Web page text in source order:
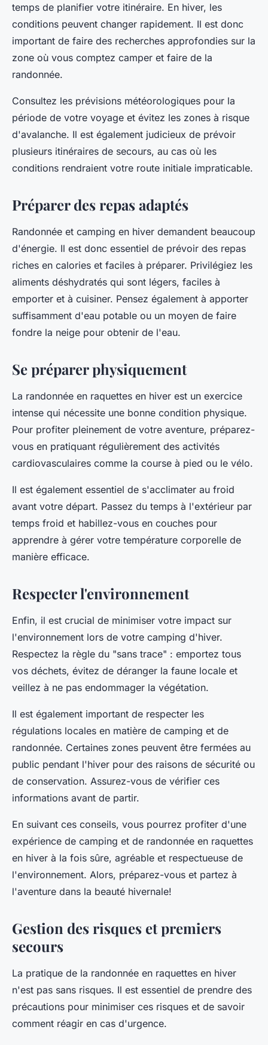
temps de planifier votre itinéraire. En hiver, les
conditions peuvent changer rapidement. Il est donc
important de faire des recherches approfondies sur la
zone où vous comptez camper et faire de la
randonnée.
Consultez les prévisions météorologiques pour la
période de votre voyage et évitez les zones à risque
d'avalanche. Il est également judicieux de prévoir
plusieurs itinéraires de secours, au cas où les
conditions rendraient votre route initiale impraticable.
Préparer des repas adaptés
Randonnée et camping en hiver demandent beaucoup
d'énergie. Il est donc essentiel de prévoir des repas
riches en calories et faciles à préparer. Privilégiez les
aliments déshydratés qui sont légers, faciles à
emporter et à cuisiner. Pensez également à apporter
suffisamment d'eau potable ou un moyen de faire
fondre la neige pour obtenir de l'eau.
Se préparer physiquement
La randonnée en raquettes en hiver est un exercice
intense qui nécessite une bonne condition physique.
Pour profiter pleinement de votre aventure, préparez-
vous en pratiquant régulièrement des activités
cardiovasculaires comme la course à pied ou le vélo.
Il est également essentiel de s'acclimater au froid
avant votre départ. Passez du temps à l'extérieur par
temps froid et habillez-vous en couches pour
apprendre à gérer votre température corporelle de
manière efficace.
Respecter l'environnement
Enfin, il est crucial de minimiser votre impact sur
l'environnement lors de votre camping d'hiver.
Respectez la règle du "sans trace" : emportez tous
vos déchets, évitez de déranger la faune locale et
veillez à ne pas endommager la végétation.
Il est également important de respecter les
régulations locales en matière de camping et de
randonnée. Certaines zones peuvent être fermées au
public pendant l'hiver pour des raisons de sécurité ou
de conservation. Assurez-vous de vérifier ces
informations avant de partir.
En suivant ces conseils, vous pourrez profiter d'une
expérience de camping et de randonnée en raquettes
en hiver à la fois sûre, agréable et respectueuse de
l'environnement. Alors, préparez-vous et partez à
l'aventure dans la beauté hivernale!
Gestion des risques et premiers
secours
La pratique de la randonnée en raquettes en hiver
n'est pas sans risques. Il est essentiel de prendre des
précautions pour minimiser ces risques et de savoir
comment réagir en cas d'urgence.